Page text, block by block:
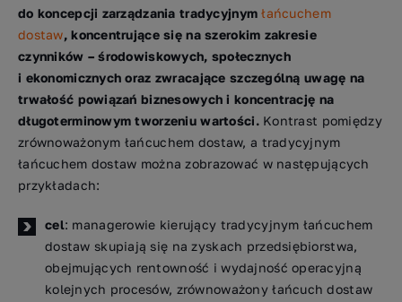
do koncepcji zarządzania tradycyjnymłańcuchem
dostaw, koncentrujące się na szerokim zakresie
czynników – środowiskowych, społecznych
i ekonomicznych oraz zwracające szczególną uwagę na
trwałość powiązań biznesowych i koncentrację na
długoterminowym tworzeniu wartości.Kontrast pomiędzy
zrównoważonym łańcuchem dostaw, a tradycyjnym
łańcuchem dostaw można zobrazować w następujących
przykładach:
cel: managerowie kierujący tradycyjnym łańcuchem
dostaw skupiają się na zyskach przedsiębiorstwa,
obejmujących rentowność i wydajność operacyjną
kolejnych procesów, zrównoważony łańcuch dostaw